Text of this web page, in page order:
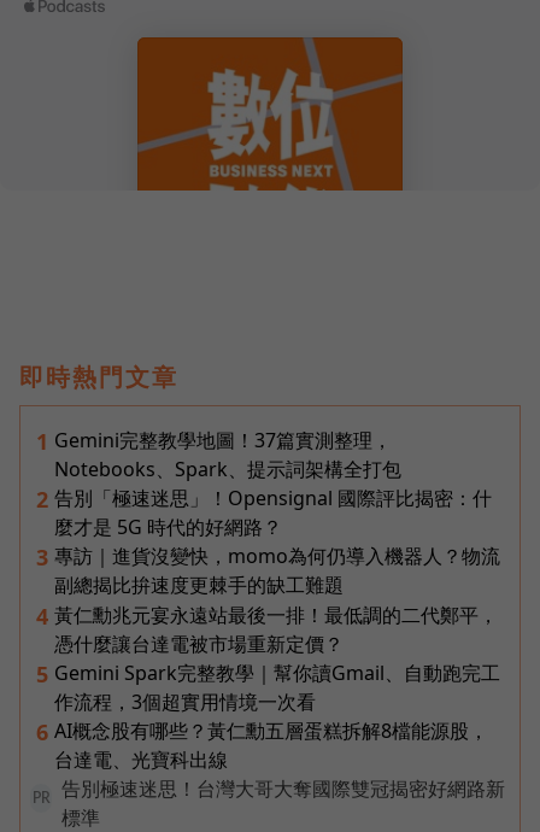
即時熱門文章
1 Gemini完整教學地圖！37篇實測整理，
Notebooks、Spark、提示詞架構全打包
2 告別「極速迷思」！Opensignal 國際評比揭密：什
麼才是 5G 時代的好網路？
3 專訪｜進貨沒變快，momo為何仍導入機器人？物流
副總揭比拚速度更棘手的缺工難題
4 黃仁勳兆元宴永遠站最後一排！最低調的二代鄭平，
憑什麼讓台達電被市場重新定價？
5 Gemini Spark完整教學｜幫你讀Gmail、自動跑完工
作流程，3個超實用情境一次看
6 AI概念股有哪些？黃仁勳五層蛋糕拆解8檔能源股，
台達電、光寶科出線
PR
告別極速迷思！台灣大哥大奪國際雙冠揭密好網路新
標準